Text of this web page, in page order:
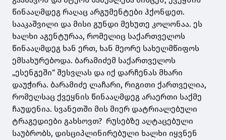
წინააღმდეგ რაღაც არგუმენტები ჰქონდეთ.
სააკაშვილი და მისი გუნდი მეხუთე კოლონაა. ეს
ხალხი აგენტურაა, რომელიც საქართველოს
წინააღმდეგ ხან ერთ, ხან მეორე სახელმწიფოს
ემსახურებოდა. ბარამიძემ საქართველოს
„ესენგეში“ შესვლას და იქ დარჩენას მხარი
დაუჭირა. ბარამიძე ლაჩარი, რიგითი ქართველია,
რომელსაც ქვეყნის წინააღმდეგ არაერთი საქმე
ჩაუდენია. სვანეთში მის მიერ დატრიალებული
ტრაგედიები გახსოვთ? რუსებზე აღტაცებული
საუბრობს, დისციპლინირებული ხალხი იყვნენ